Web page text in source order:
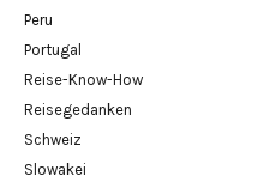
Peru
Portugal
Reise-Know-How
Reisegedanken
Schweiz
Slowakei